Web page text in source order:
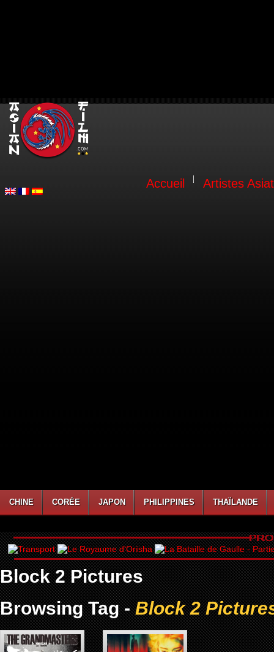
Accueil Artistes
CHINE CORÉE JAPON PHILIPPINES THAÏLANDE
Block 2 Pictures
Browsing Tag -Block 2